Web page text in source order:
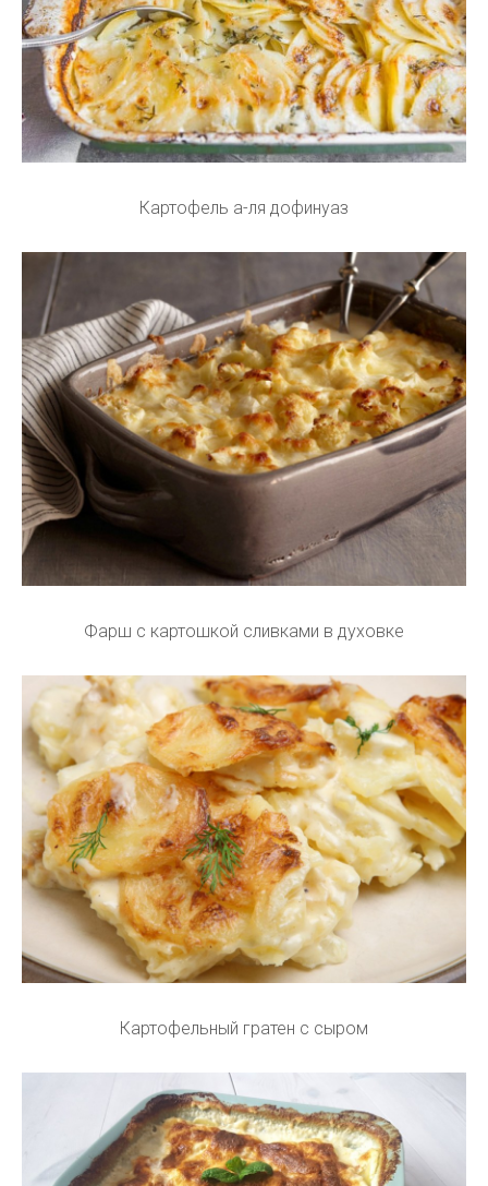
Картофель а-ля дофинуаз
Фарш с картошкой сливками в духовке
Картофельный гратен с сыром